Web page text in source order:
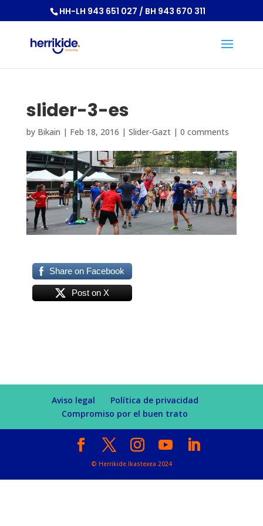
HH-LH 943 651 027 / BH 943 670 311
slider-3-es
by Bikain | Feb 18, 2016 | Slider-Gazt| 0 comments
Share on Facebook
Post on X
Aviso legal
Política de privacidad
Compromiso por el buen trato
© Herrikide Ikastexea 2024